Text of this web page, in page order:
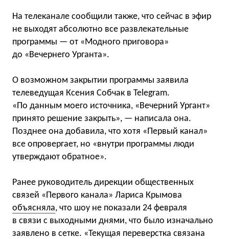
На телеканале сообщили также, что сейчас в эфир
не выходят абсолютно все развлекательные
программы — от «Модного приговора»
до «Вечернего Урганта».
О возможном закрытии программы заявила
телеведущая Ксения Собчак в Telegram.
«По данным моего источника, «Вечерний Ургант»
принято решение закрыть», — написала она.
Позднее она добавила, что хотя «Первый канал»
все опровергает, но «внутри программы люди
утверждают обратное».
Ранее руководитель дирекции общественных
связей «Первого канала» Лариса Крымова
объясняла, что шоу не показали 24 февраля
в связи с выходными днями, что было изначально
заявлено в сетке. «Текущая переверстка связана